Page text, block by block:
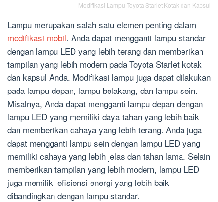
Modifikasi Lampu Toyota Starlet Kotak dan Kapsul
Lampu merupakan salah satu elemen penting dalam
modifikasi mobil. Anda dapat mengganti lampu standar
dengan lampu LED yang lebih terang dan memberikan
tampilan yang lebih modern pada Toyota Starlet kotak
dan kapsul Anda. Modifikasi lampu juga dapat dilakukan
pada lampu depan, lampu belakang, dan lampu sein.
Misalnya, Anda dapat mengganti lampu depan dengan
lampu LED yang memiliki daya tahan yang lebih baik
dan memberikan cahaya yang lebih terang. Anda juga
dapat mengganti lampu sein dengan lampu LED yang
memiliki cahaya yang lebih jelas dan tahan lama. Selain
memberikan tampilan yang lebih modern, lampu LED
juga memiliki efisiensi energi yang lebih baik
dibandingkan dengan lampu standar.